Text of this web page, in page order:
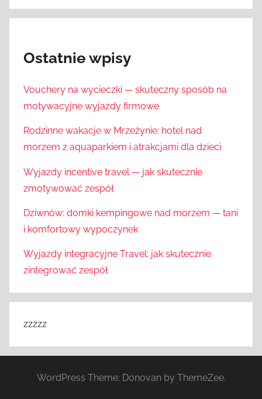
Ostatnie wpisy
Vouchery na wycieczki — skuteczny sposób na
motywacyjne wyjazdy firmowe
Rodzinne wakacje w Mrzeżynie: hotel nad
morzem z aquaparkiem i atrakcjami dla dzieci
Wyjazdy incentive travel — jak skutecznie
zmotywować zespół
Dziwnów: domki kempingowe nad morzem — tani
i komfortowy wypoczynek
Wyjazdy integracyjne Travel: jak skutecznie
zintegrować zespół
zzzzz
WordPress Theme: Donovan by ThemeZee.